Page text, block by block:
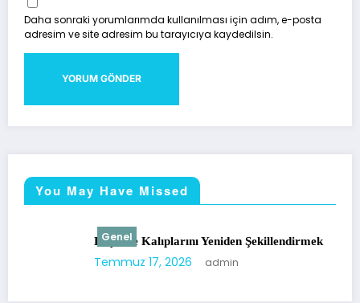
Daha sonraki yorumlarımda kullanılması için adım, e-posta
adresim ve site adresim bu tarayıcıya kaydedilsin.
You May Have Missed
Düşünce Kalıplarını Yeniden Şekillendirmek
Temmuz 17, 2026 admin